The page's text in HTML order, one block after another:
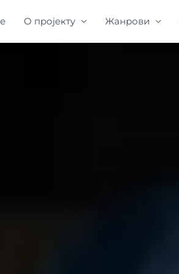
О пројекту Жанрови